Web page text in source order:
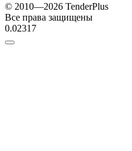
© 2010—2026 TenderPlus
Все права защищены
0.02317